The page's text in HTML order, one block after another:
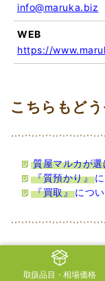
info@maruka.biz
WEB
https://
質屋マルカが
『質預かり』
『買取』 につ
取扱品目 ・相場価格